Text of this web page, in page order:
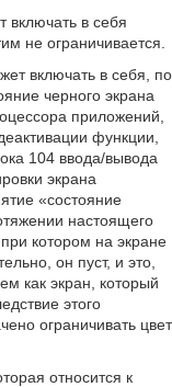
включать в себя
не ограничивается.
включать в себя, по
черного экрана
приложений,
функции,
104 ввода/вывода
экрана
«состояние
настоящего
котором на экране
он пуст, и это,
как экран, который
этого
ограничивать цвет
относится к